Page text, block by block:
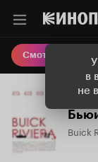
в
не
Смотреть кино
Buick